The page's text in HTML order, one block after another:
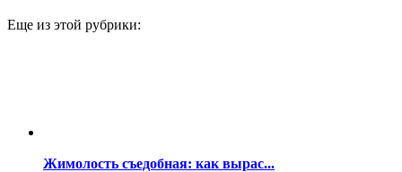
Еще из этой рубрики:
Жимолость съедобная: как вырас...